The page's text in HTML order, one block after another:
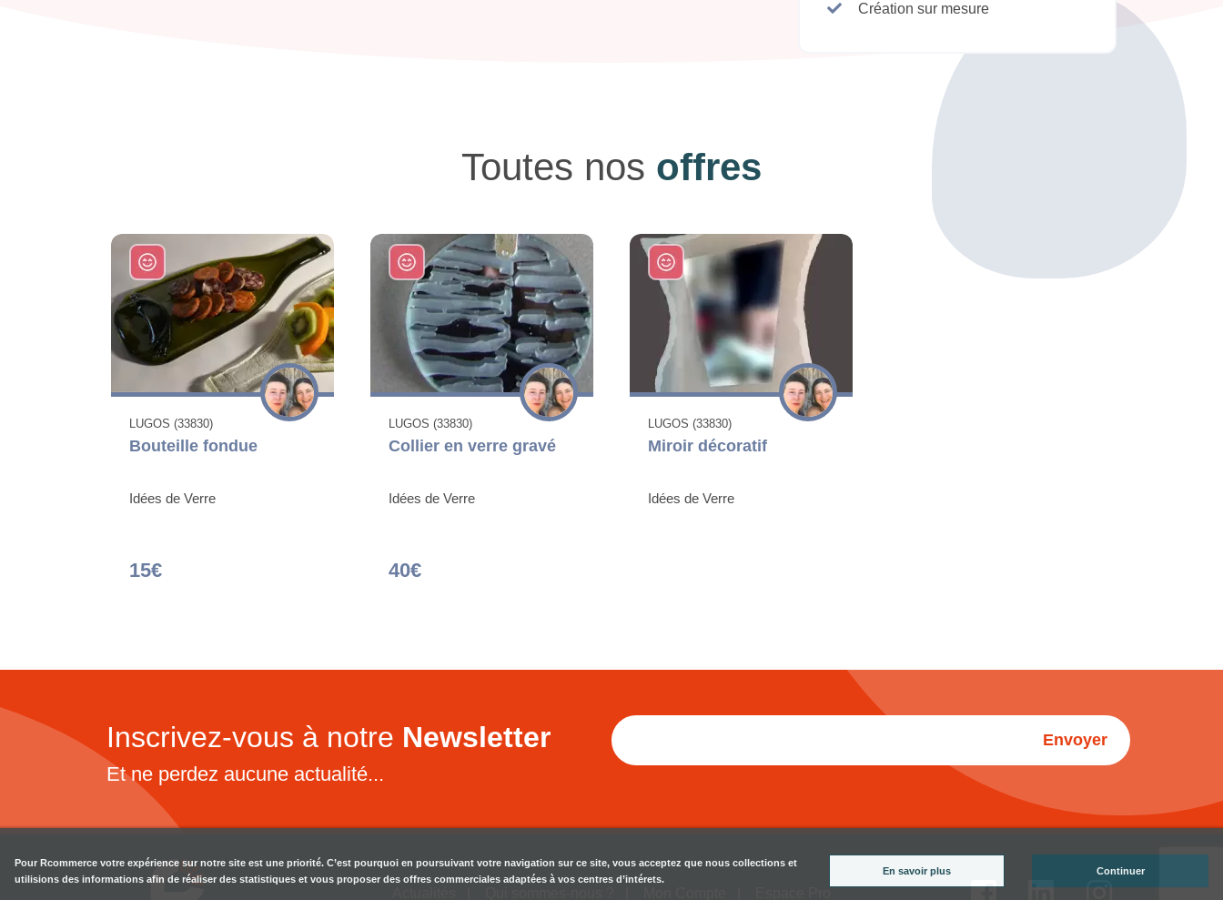
Création sur mesure
Toutes nos offres
LUGOS (33830)
Bouteille fondue
Idées de Verre
15€
LUGOS (33830)
Collier en verre gravé
Idées de Verre
40€
LUGOS (33830)
Miroir décoratif
Idées de Verre
Inscrivez-vous à notre Newsletter
Et ne perdez aucune actualité...
Envoyer
Pour Rcommerce votre expérience sur notre site est une priorité. C’est pourquoi en poursuivant votre navigation sur ce site, vous acceptez que nous collections et
utilisions des informations afin de réaliser des statistiques et vous proposer des offres commerciales adaptées à vos centres d’intérets.
En savoir plus Continuer